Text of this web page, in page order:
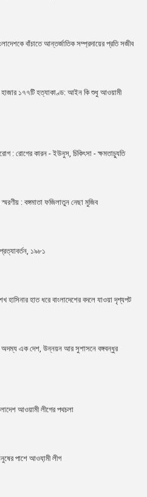
বাঁচাতে আন্তর্জাতিক সম্প্রদায়ের প্রতি সজীব
হাজার ১৭৭টি হত্যাকাণ্ড: আইন কি শুধু আওয়ামী
: রোগের কারন - ইউনুস, চিকিৎসা - ক্ষমতাচ্যুতি
: বঙ্গমাতা ফজিলাতুন নেছা মুজিব
১৯৮১
হাসিনার হাত ধরে বাংলাদেশের বদলে যাওয়া দৃশ্যপট
অদম্য এক দেশ, উন্নয়ন আর সুশাসনে বঙ্গবন্ধুর
আওয়ামী লীগের পথচলা
পাশে আওযা়মী লীগ